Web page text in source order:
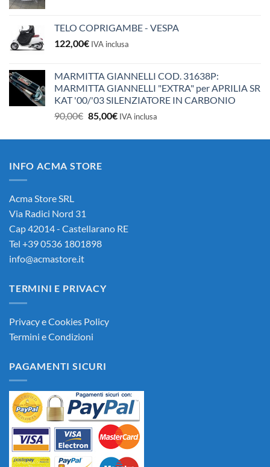
TELO COPRIGAMBE - VESPA
122,00€ IVA inclusa
MARMITTA GIANNELLI COD. 31638P:
MARMITTA GIANNELLI "EXTRA" per APRILIA SR
KAT '00/'03 SILENZIATORE IN CARBONIO
90,00€ Il
originale
90,00€.
85,00€Il
attuale
IVA inclusa
INFO ACMA STORE
Acma Store SRL
Via Radici Nord 31
Cap 42014 - Castellarano RE
Tel +39 0536 1801898
info@acmastore.it
TERMINI E PRIVACY
Privacy e Cookies Policy
Termini e Condizioni
PAGAMENTI SICURI